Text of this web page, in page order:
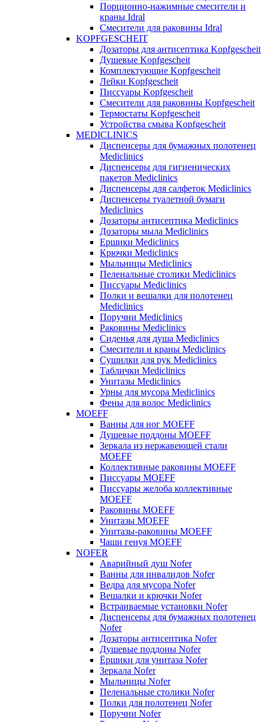
Порционно-нажимные смесители и
краны Idral
Смеcители для раковины Idral
KOPFGESCHEIT
Дозаторы для антисептика Kopfgescheit
Душевые Kopfgescheit
Комплектующие Kopfgescheit
Лейки Kopfgescheit
Писсуары Kopfgescheit
Смесители для раковины Kopfgescheit
Термостаты Kopfgescheit
Устройства смыва Kopfgescheit
MEDICLINICS
Диспенсеры для бумажных полотенец
Mediclinics
Диспенсеры для гигиенических
пакетов Mediclinics
Диспенсеры для салфеток Mediclinics
Диспенсеры туалетной бумаги
Mediclinics
Дозаторы антисептика Mediclinics
Дозаторы мыла Mediclinics
Ершики Mediclinics
Крючки Mediclinics
Мыльницы Mediclinics
Пеленальные столики Mediclinics
Писсуары Mediclinics
Полки и вешалки для полотенец
Mediclinics
Поручни Mediclinics
Раковины Mediclinics
Сиденья для душа Mediclinics
Смесители и краны Mediclinics
Сушилки для рук Mediclinics
Таблички Mediclinics
Унитазы Mediclinics
Урны для мусора Mediclinics
Фены для волос Mediclinics
MOEFF
Ванны для ног MOEFF
Душевые поддоны MOEFF
Зеркала из нержавеющей стали
MOEFF
Коллективные раковины MOEFF
Писсуары MOEFF
Писсуары желоба коллективные
MOEFF
Раковины MOEFF
Унитазы MOEFF
Унитазы-раковины MOEFF
Чаши генуя MOEFF
NOFER
Аварийный душ Nofer
Ванны для инвалидов Nofer
Ведра для мусора Nofer
Вешалки и крючки Nofer
Встраиваемые установки Nofer
Диспенсеры для бумажных полотенец
Nofer
Дозаторы антисептика Nofer
Душевые поддоны Nofer
Ёршики для унитаза Nofer
Зеркала Nofer
Мыльницы Nofer
Пеленальные столики Nofer
Полки для полотенец Nofer
Поручни Nofer